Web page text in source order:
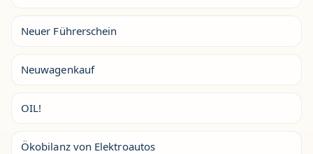
Neuer Führerschein
Neuwagenkauf
OIL!
Ökobilanz von Elektroautos